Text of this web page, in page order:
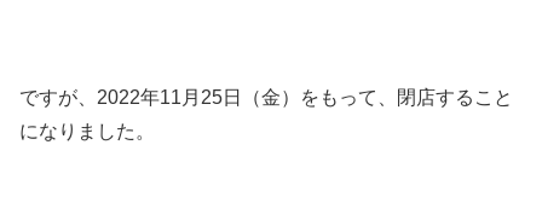
ですが、2022年11月25日（金）をもって、閉店すること
になりました。